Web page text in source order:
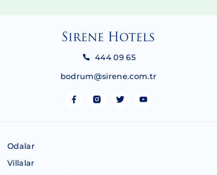
444 09 65
bodrum@sirene.com.tr
Odalar
Villalar